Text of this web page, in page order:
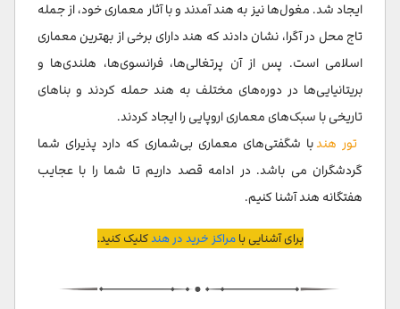
ایجاد شد. مغول‌ها نیز به هند آمدند و با آثار معماری خود، از جمله
تاج محل در آگرا، نشان دادند که هند دارای برخی از بهترین معماری
اسلامی است. پس از آن پرتغالی‌ها، فرانسوی‌ها، هلندی‌ها و
بریتانیایی‌ها در دوره‌های مختلف به هند حمله کردند و بناهای
تاریخی با سبک‌های معماری اروپایی را ایجاد کردند.
تور هندبا شگفتی‌های معماری بی‌شماری که دارد پذیرای شما
گردشگران می باشد. در ادامه قصد داریم تا شما را با عجایب
هفتگانه هند آشنا کنیم.
برای آشنایی بامراکز خرید در هندکلیک کنید.